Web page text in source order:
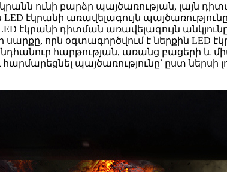
էկրանն ունի բարձր պայծառության,
էկրանի առավելագույն
էկրանի դիտման առավելագույն
սարքը, որն օգտագործվում է ներքին
հարթության, առանց բացերի և
պայծառությունը՝ ըստ ներսի